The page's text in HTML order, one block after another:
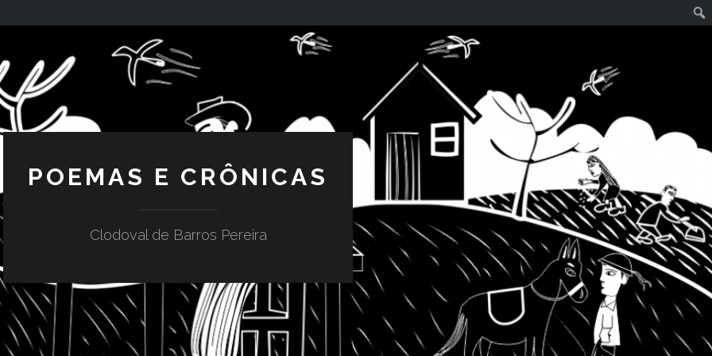
POEMAS E CRÔNICAS
Clodoval de Barros Pereira